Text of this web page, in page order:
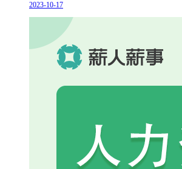
2023-10-17